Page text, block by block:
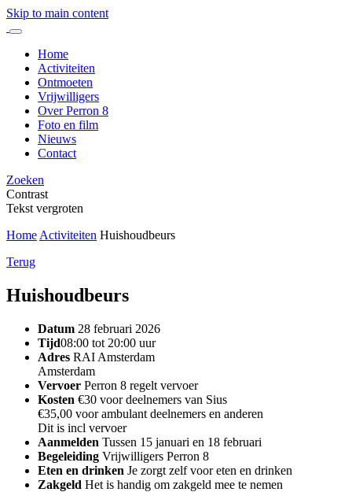
Skip to main content
Home
Activiteiten
Ontmoeten
Vrijwilligers
Over Perron 8
Foto en film
Nieuws
Contact
Zoeken
Contrast
Tekst vergroten
Home Activiteiten Huishoudbeurs
Terug
Huishoudbeurs
Datum 28 februari 2026
Tijd08:00 tot 20:00 uur
Adres RAI Amsterdam
Amsterdam
Vervoer Perron 8 regelt vervoer
Kosten €30 voor deelnemers van Sius
€35,00 voor ambulant deelnemers en anderen
Dit is incl vervoer
Aanmelden Tussen 15 januari en 18 februari
Begeleiding Vrijwilligers Perron 8
Eten en drinken Je zorgt zelf voor eten en drinken
Zakgeld Het is handig om zakgeld mee te nemen